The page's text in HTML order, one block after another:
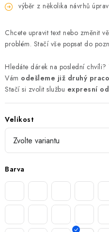
výběr z několika návrhů úprav
Chcete upravit text nebo změnit
problém. Stačí vše popsat do
Hledáte dárek na poslední
Vám odešleme již druhý
Stačí si zvolit službu expresní
Velikost
Barva